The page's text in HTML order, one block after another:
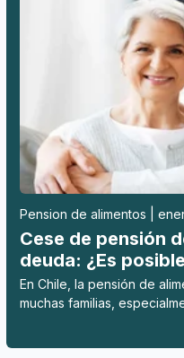
Pension de alimentos |
Cese de pensión
deuda: ¿Es
En Chile, la pensión de
muchas familias,